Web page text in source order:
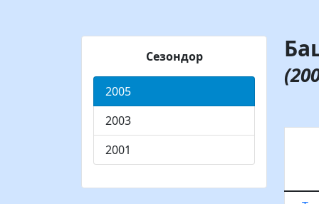
Сезондор
2005
2003
2001